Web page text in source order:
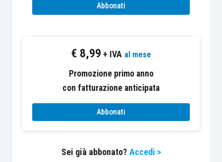
La Conoscenza del cliente:
Cultura aziendale
Struttura e dimensione aziendale
Analisi situazione “ante”
Gli obiettivi del cliente
Abbonati
€ 8,99 + IVA al mese
Promozione primo anno
con fatturazione anticipata
Abbonati
Sei già abbonato? Accedi >